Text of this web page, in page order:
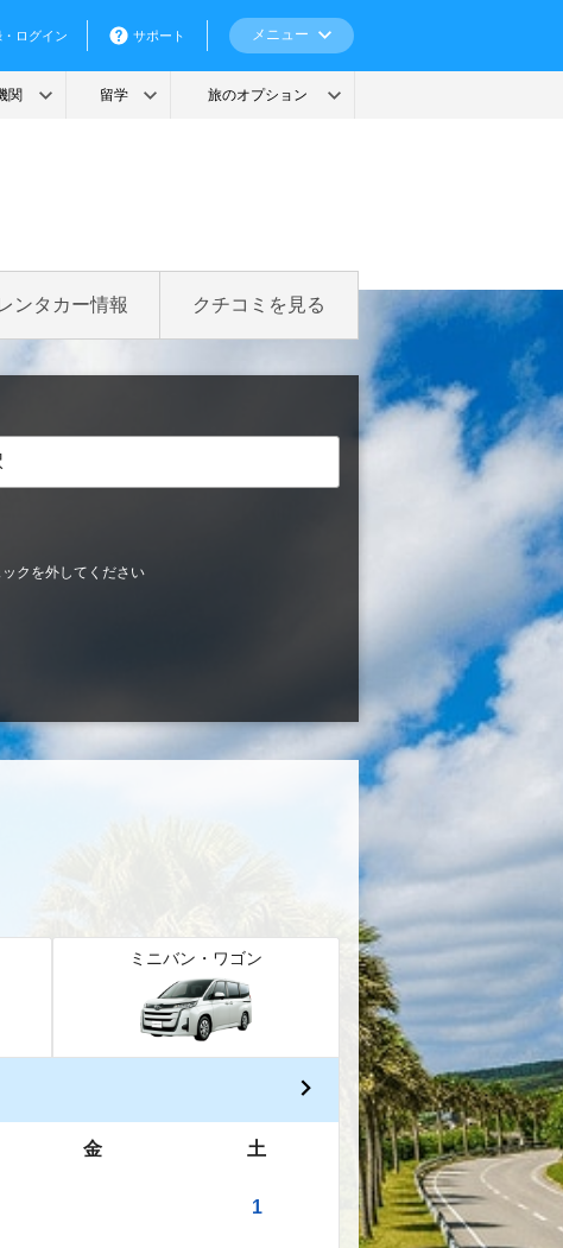
ンタカー情報 クチコミを見る
クを外してください
ミニバン・ワゴン
金 土
1